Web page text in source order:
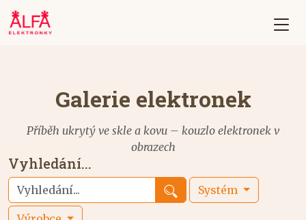
Galerie elektronek
Příběh ukrytý ve skle a kovu – kouzlo elektronek v
obrazech
Vyhledání...
Systém